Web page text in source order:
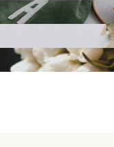
GRIMM LAB